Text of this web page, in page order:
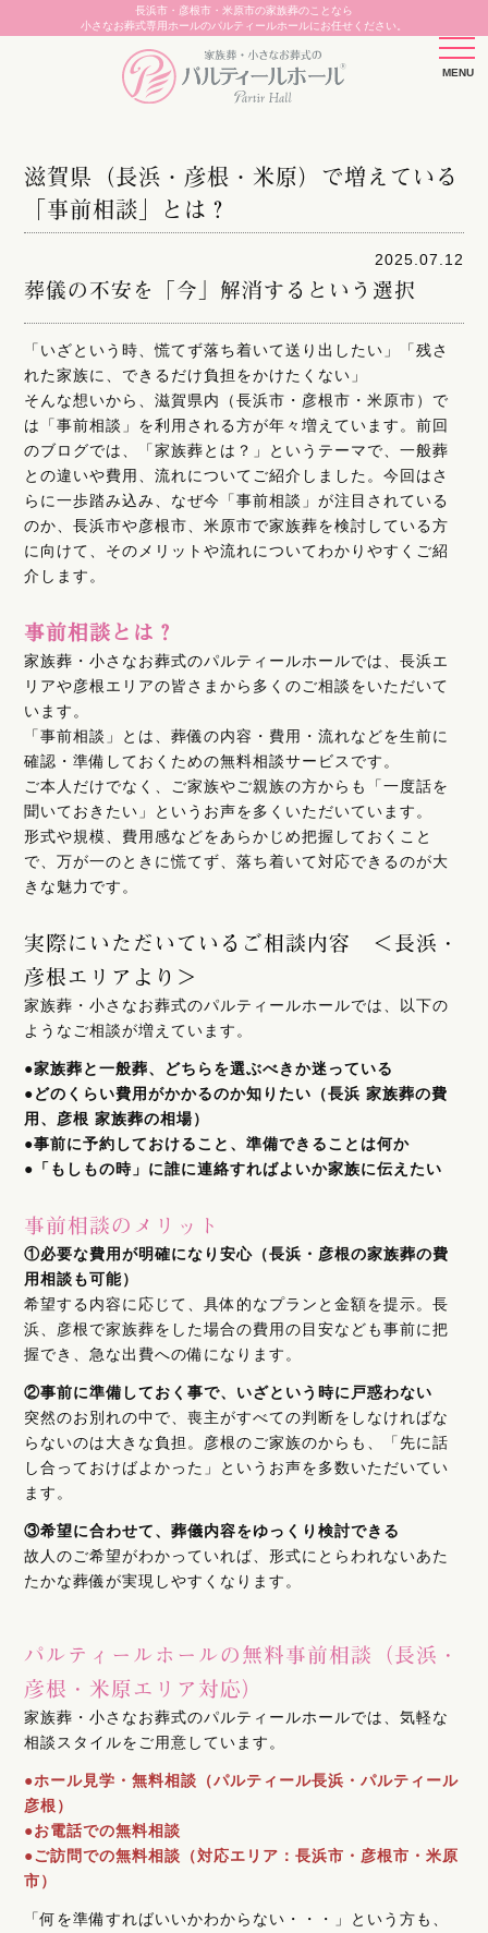
長浜市・彦根市・米原市の家族葬のことなら
小さなお葬式専用ホールのパルティールホールにお任せください。
滋賀県（長浜・彦根・米原）で増えている
「事前相談」とは？
2025.07.12
葬儀の不安を「今」解消するという選択
「いざという時、慌てず落ち着いて送り出したい」「残さ
れた家族に、できるだけ負担をかけたくない」
そんな想いから、滋賀県内（長浜市・彦根市・米原市）で
は「事前相談」を利用される方が年々増えています。前回
のブログでは、「家族葬とは？」というテーマで、一般葬
との違いや費用、流れについてご紹介しました。今回はさ
らに一歩踏み込み、なぜ今「事前相談」が注目されている
のか、長浜市や彦根市、米原市で家族葬を検討している方
に向けて、そのメリットや流れについてわかりやすくご紹
介します。
事前相談とは？
家族葬・小さなお葬式のパルティールホールでは、長浜エ
リアや彦根エリアの皆さまから多くのご相談をいただいて
います。
「事前相談」とは、葬儀の内容・費用・流れなどを生前に
確認・準備しておくための無料相談サービスです。
ご本人だけでなく、ご家族やご親族の方からも「一度話を
聞いておきたい」というお声を多くいただいています。
形式や規模、費用感などをあらかじめ把握しておくこと
で、万が一のときに慌てず、落ち着いて対応できるのが大
きな魅力です。
実際にいただいているご相談内容 ＜長浜・
彦根エリアより＞
家族葬・小さなお葬式のパルティールホールでは、以下の
ようなご相談が増えています。
●家族葬と一般葬、どちらを選ぶべきか迷っている
●どのくらい費用がかかるのか知りたい（長浜 家族葬の費
用、彦根 家族葬の相場）
●事前に予約しておけること、準備できることは何か
●「もしもの時」に誰に連絡すればよいか家族に伝えたい
事前相談のメリット
①必要な費用が明確になり安心（長浜・彦根の家族葬の費
用相談も可能）
希望する内容に応じて、具体的なプランと金額を提示。長
浜、彦根で家族葬をした場合の費用の目安なども事前に把
握でき、急な出費への備になります。
②事前に準備しておく事で、いざという時に戸惑わない
突然のお別れの中で、喪主がすべての判断をしなければな
らないのは大きな負担。彦根のご家族のからも、「先に話
し合っておけばよかった」というお声を多数いただいてい
ます。
③希望に合わせて、葬儀内容をゆっくり検討できる
故人のご希望がわかっていれば、形式にとらわれないあた
たかな葬儀が実現しやすくなります。
パルティールホールの無料事前相談（長浜・
彦根・米原エリア対応）
家族葬・小さなお葬式のパルティールホールでは、気軽な
相談スタイルをご用意しています。
●ホール見学・無料相談（パルティール長浜・パルティール
彦根）
●お電話での無料相談
●ご訪問での無料相談（対応エリア：長浜市・彦根市・米原
市）
「何を準備すればいいかわからない・・・」という方も、